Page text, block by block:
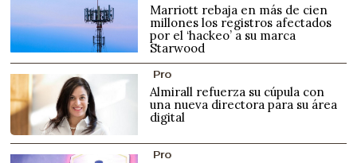
Marriott rebaja en más de cien
millones los registros afectados
por el ‘hackeo’ a su marca
Starwood
Pro
Almirall refuerza su cúpula con
una nueva directora para su área
digital
Pro